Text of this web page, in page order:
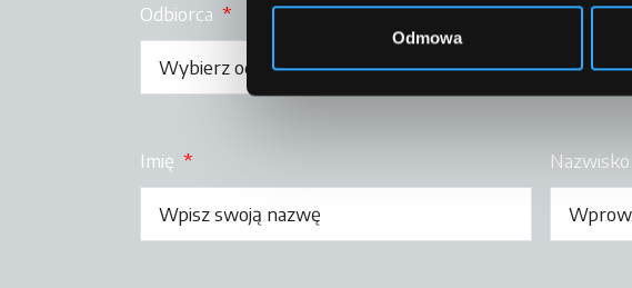
Odmowa
Odbiorca *
Imię * Nazwisko